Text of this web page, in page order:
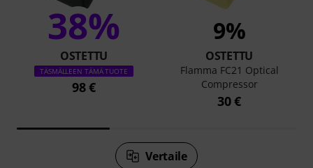
38%
OSTETTU
TÄSMÄLLEEN TÄMÄ TUOTE
98 €
9%
OSTETTU
Flamma FC21 Optical
Compressor
30 €
Vertaile